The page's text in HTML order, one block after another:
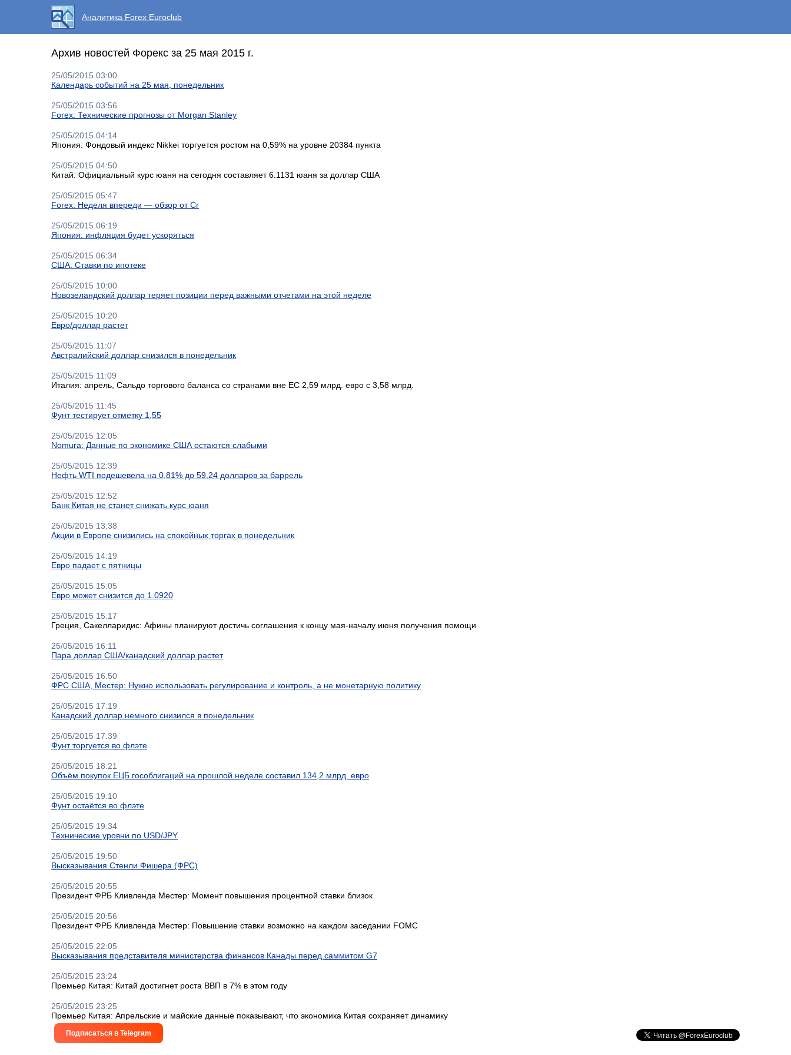
Аналитика Forex Euroclub
Архив новостей Форекс за 25 мая 2015 г.
25/05/2015 03:00
Календарь событий на 25 мая, понедельник
25/05/2015 03:56
Forex: Технические прогнозы от Morgan Stanley
25/05/2015 04:14
Япония: Фондовый индекс Nikkei торгуется ростом на 0,59% на уровне 20384 пункта
25/05/2015 04:50
Китай: Официальный курс юаня на сегодня составляет 6.1131 юаня за доллар США
25/05/2015 05:47
Forex: Неделя впереди — обзор от Cr
25/05/2015 06:19
Япония: инфляция будет ускоряться
25/05/2015 06:34
США: Ставки по ипотеке
25/05/2015 10:00
Новозеландский доллар теряет позиции перед важными отчетами на этой неделе
25/05/2015 10:20
Евро/доллар растет
25/05/2015 11:07
Австралийский доллар снизился в понедельник
25/05/2015 11:09
Италия: апрель, Сальдо торгового баланса со странами вне ЕС 2,59 млрд. евро с 3,58 млрд.
25/05/2015 11:45
Фунт тестирует отметку 1,55
25/05/2015 12:05
Nomura: Данные по экономике США остаются слабыми
25/05/2015 12:39
Нефть WTI подешевела на 0,81% до 59,24 долларов за баррель
25/05/2015 12:52
Банк Китая не станет снижать курс юаня
25/05/2015 13:38
Акции в Европе снизились на спокойных торгах в понедельник
25/05/2015 14:19
Евро падает с пятницы
25/05/2015 15:05
Евро может снизится до 1.0920
25/05/2015 15:17
Греция, Сакелларидис: Афины планируют достичь соглашения к концу мая-началу июня получения помощи
25/05/2015 16:11
Пара доллар США/канадский доллар растет
25/05/2015 16:50
ФРС США, Местер: Нужно использовать регулирование и контроль, а не монетарную политику
25/05/2015 17:19
Канадский доллар немного снизился в понедельник
25/05/2015 17:39
Фунт торгуется во флэте
25/05/2015 18:21
Объём покупок ЕЦБ гособлигаций на прошлой неделе составил 134,2 млрд. евро
25/05/2015 19:10
Фунт остаётся во флэте
25/05/2015 19:34
Технические уровни по USD/JPY
25/05/2015 19:50
Высказывания Стенли Фишера (ФРС)
25/05/2015 20:55
Президент ФРБ Кливленда Местер: Момент повышения процентной ставки близок
25/05/2015 20:56
Президент ФРБ Кливленда Местер: Повышение ставки возможно на каждом заседании FOMC
25/05/2015 22:05
Высказывания представителя министерства финансов Канады перед саммитом G7
25/05/2015 23:24
Премьер Китая: Китай достигнет роста ВВП в 7% в этом году
25/05/2015 23:25
Премьер Китая: Апрельские и майские данные показывают, что экономика Китая сохраняет динамику
Подписаться в Telegram